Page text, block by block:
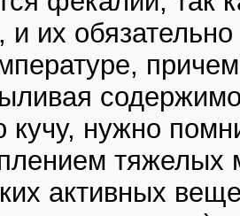
и их
кучу, нужно
тяжелых
активных